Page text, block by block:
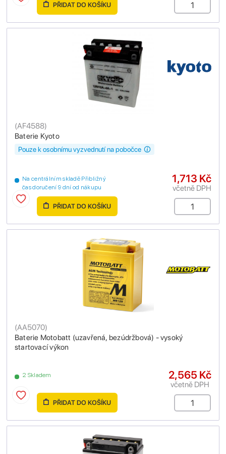
PŘIDAT DO KOŠÍKU
Baterie Kyoto
(AF4588)
Na centrálním skladě Přibližný
čas doručení 9 dní od nákupu
Pouze k osobnímu vyzvednutí na pobočce
1,713 Kč
včetně DPH
PŘIDAT DO KOŠÍKU
Baterie Motobatt (uzavřená, bezúdržbová) - vysoký
startovací výkon
(AA5070)
2 Skladem 2,565 Kč
včetně DPH
PŘIDAT DO KOŠÍKU